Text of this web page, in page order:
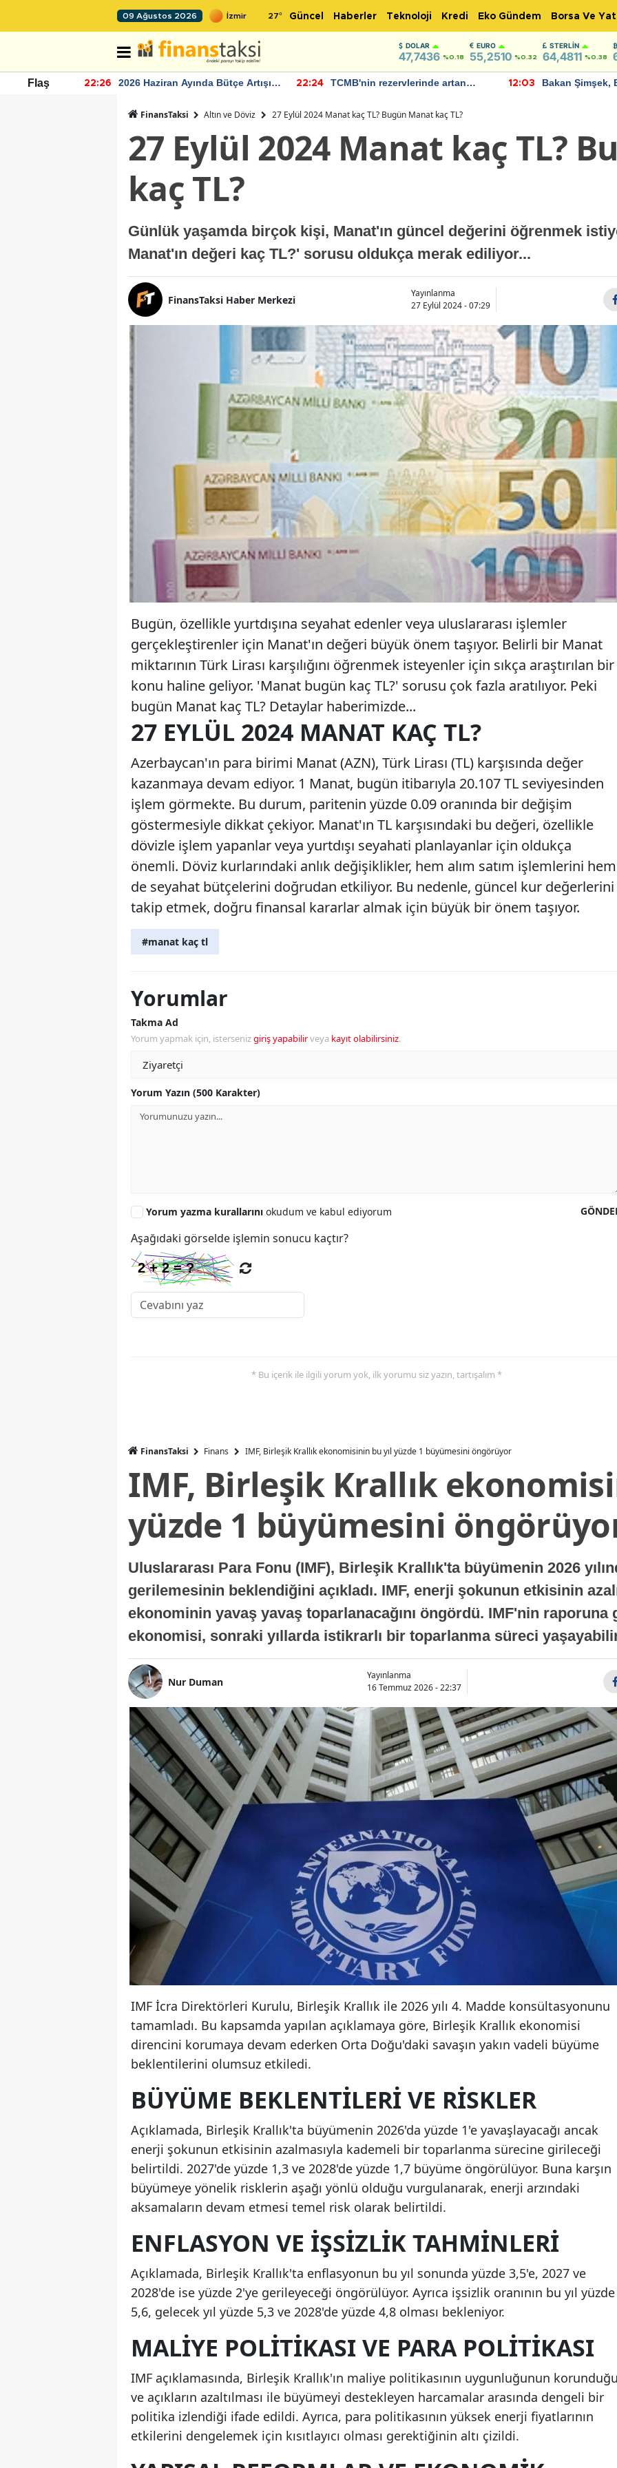
09 Ağustos 2026 27° Güncel Haberler Teknoloji Kredi Eko Gündem Borsa Ve
DOLAR
47,7436 %0.18
EURO
55,2510 %0.32
STERLIN
64,4811 %0.38
Flaş 22:26
2026 Haziran Ayında Bütçe Artışı
22:24
TCMB'nin rezervlerinde artan
12:03
Bakan Şimşek,
FinansTaksi Altın ve Döviz 27 Eylül 2024 Manat kaç TL? Bugün Manat kaç TL?
27 Eylül 2024 Manat kaç TL?
kaç TL?
Günlük yaşamda birçok kişi, Manat'ın güncel değerini öğrenmek
Manat'ın değeri kaç TL?' sorusu oldukça merak ediliyor...
FinansTaksi Haber Merkezi
Yayınlanma
27 Eylül 2024 - 07:29
Bugün, özellikle yurtdışına seyahat edenler veya uluslararası işlemler
gerçekleştirenler için Manat'ın değeri büyük önem taşıyor. Belirli bir Manat
miktarının Türk Lirası karşılığını öğrenmek isteyenler için sıkça araştırılan bir
konu haline geliyor. 'Manat bugün kaç TL?' sorusu çok fazla aratılıyor. Peki
bugün Manat kaç TL? Detaylar haberimizde...
27 EYLÜL 2024 MANAT KAÇ TL?
Azerbaycan'ın para birimi Manat (AZN), Türk Lirası (TL) karşısında değer
kazanmaya devam ediyor. 1 Manat, bugün itibarıyla 20.107 TL seviyesinden
işlem görmekte. Bu durum, paritenin yüzde 0.09 oranında bir değişim
göstermesiyle dikkat çekiyor. Manat'ın TL karşısındaki bu değeri, özellikle
dövizle işlem yapanlar veya yurtdışı seyahati planlayanlar için oldukça
önemli. Döviz kurlarındaki anlık değişiklikler, hem alım satım işlemlerini hem
de seyahat bütçelerini doğrudan etkiliyor. Bu nedenle, güncel kur değerlerini
takip etmek, doğru finansal kararlar almak için büyük bir önem taşıyor.
#manat kaç tl
Yorumlar
Takma Ad
Yorum yapmak için, istersenizgiriş yapabilirveya kayıt olabilirsiniz.
Yorum Yazın (500 Karakter)
Yorum yazma kurallarını okudum ve kabul ediyorum
Aşağıdaki görselde işlemin sonucu kaçtır?
* Bu içerik ile ilgili yorum yok, ilk yorumu siz yazın, tartışalım *
FinansTaksi Finans IMF, Birleşik Krallık ekonomisinin bu yıl yüzde 1 büyümesini öngörüyor
IMF, Birleşik Krallık
yüzde 1 büyümesini
Uluslararası Para Fonu (IMF), Birleşik Krallık'ta büyümenin 2026
gerilemesinin beklendiğini açıkladı. IMF, enerji şokunun etkisinin
ekonominin yavaş yavaş toparlanacağını öngördü. IMF'nin raporuna
ekonomisi, sonraki yıllarda istikrarlı bir toparlanma süreci
Nur Duman
Yayınlanma
16 Temmuz 2026 - 22:37
IMF İcra Direktörleri Kurulu, Birleşik Krallık ile 2026 yılı 4. Madde konsültasyonunu
tamamladı. Bu kapsamda yapılan açıklamaya göre, Birleşik Krallık ekonomisi
direncini korumaya devam ederken Orta Doğu'daki savaşın yakın vadeli büyüme
beklentilerini olumsuz etkiledi.
BÜYÜME BEKLENTILERI VE RISKLER
Açıklamada, Birleşik Krallık'ta büyümenin 2026'da yüzde 1'e yavaşlayacağı ancak
enerji şokunun etkisinin azalmasıyla kademeli bir toparlanma sürecine girileceği
belirtildi. 2027'de yüzde 1,3 ve 2028'de yüzde 1,7 büyüme öngörülüyor. Buna karşın
büyümeye yönelik risklerin aşağı yönlü olduğu vurgulanarak, enerji arzındaki
aksamaların devam etmesi temel risk olarak belirtildi.
ENFLASYON VE İŞSIZLIK TAHMINLERI
Açıklamada, Birleşik Krallık'ta enflasyonun bu yıl sonunda yüzde 3,5'e, 2027 ve
2028'de ise yüzde 2'ye gerileyeceği öngörülüyor. Ayrıca işsizlik oranının bu yıl yüzde
5,6, gelecek yıl yüzde 5,3 ve 2028'de yüzde 4,8 olması bekleniyor.
MALIYE POLITIKASI VE PARA POLITIKASI
IMF açıklamasında, Birleşik Krallık'ın maliye politikasının uygunluğunun
ve açıkların azaltılması ile büyümeyi destekleyen harcamalar arasında dengeli bir
politika izlendiği ifade edildi. Ayrıca, para politikasının yüksek enerji fiyatlarının
etkilerini dengelemek için kısıtlayıcı olması gerektiğinin altı çizildi.